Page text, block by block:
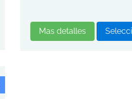
Mas detalles